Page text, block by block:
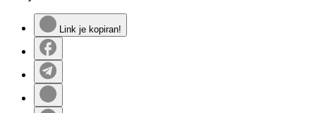
Link je kopiran!